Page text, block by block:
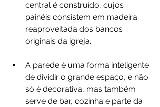
central é construído, cujos
painéis consistem em madeira
reaproveitada dos bancos
originais da igreja.
A parede é uma forma inteligente
de dividir o grande espaço, e não
só é decorativa, mas também
serve de bar, cozinha e parte da